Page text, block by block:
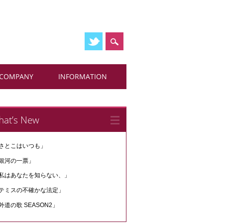
INFORMATION
New
さとこはいつも」
河の一票」
私はあなたを知らない、」
テミスの不確かな法定」
外道の歌 SEASON2」